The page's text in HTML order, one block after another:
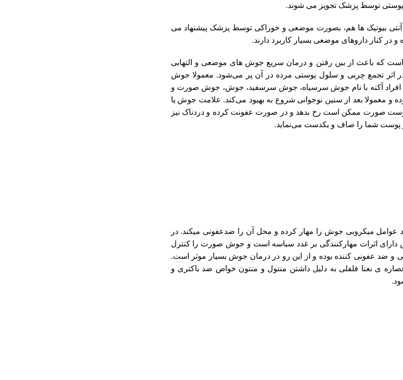
توسط پزشک تجویز می شوند.
آنتی بیوتیک ها هم، بصورت موضعی و خوراکی توسط پزشک پیشنهاد می
و در کنار داروهای موضعی بسیار کاربرد دارند.
باعث از بین رفتن و درمان سریع جوش های موضعی و التهابی
تجمع چربی و سلول پوستی مرده در آن پر می‌شود. معمولا جوش
افراد آکنه با نام جوش سرسیاه، جوش سرسفید، جوش، جوش صورت و
و معمولا بعد از سنین نوجوانی شروع به بهبود می‌کند. علامت جوش یا
صورت ممکن است رخ بدهد و در صورت عفونت کرده و دردناک نیز
پوست شما را صاف و یکدست می‌نماید.
عوامل میکروبی جوش را مهار کرده و محل آن را ضدعفونی میکند. در
دارای اثرات مهارکنندگی بر غدد سباسه است و جوش صورت را کنترل
و ضد عفونی کننده بوده و از این رو در درمان جوش بسیار موثر است.
ی نعنا فلفلی به دلیل داشتن منتول و منتون خواص ضد باکتری و